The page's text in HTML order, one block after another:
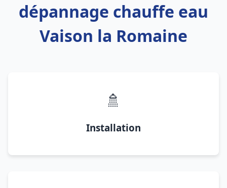
dépannage chauffe eau
Vaison la Romaine
🚿
Installation